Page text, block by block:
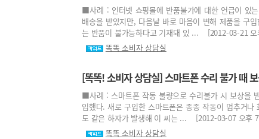
■사례 : 인터넷 쇼핑몰에 반품불가에 대한 언급이 있
배송을 받았지만, 다음날 바로 마음이 변해 제품을 구
는 반품이 불가능하다고 기재돼 있 ... [2012-03-21 오
똑똑 소비자 상담실
[똑똑! 소비자 상담실] 스마트폰 수리 불가 때
■사례 : 스마트폰 작동 불량으로 수리불가 시 보상을
입했다. 새로 구입한 스마트폰은 종종 작동이 멈추거
도 같은 하자가 발생해 이 씨는 ... [2012-03-07 오후
똑똑 소비자 상담실